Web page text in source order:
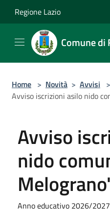
Regione Lazio
Comune di
Home > Novità > Avvisi >
Avviso iscrizioni asilo nido
Avviso
nido
Anno educativo 2026/2027